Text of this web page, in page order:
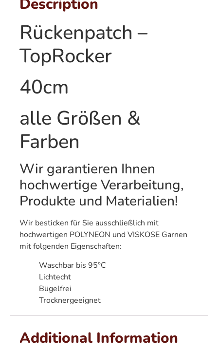
Description
Rückenpatch –
TopRocker
40cm
alle Größen &
Farben
Wir garantieren Ihnen
hochwertige Verarbeitung,
Produkte und Materialien!
Wir besticken für Sie ausschließlich mit
hochwertigen POLYNEON und VISKOSE Garnen
mit folgenden Eigenschaften:
Waschbar bis 95°C
Lichtecht
Bügelfrei
Trocknergeeignet
Additional Information